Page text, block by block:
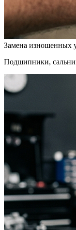
Замена изношенных
Подшипники,